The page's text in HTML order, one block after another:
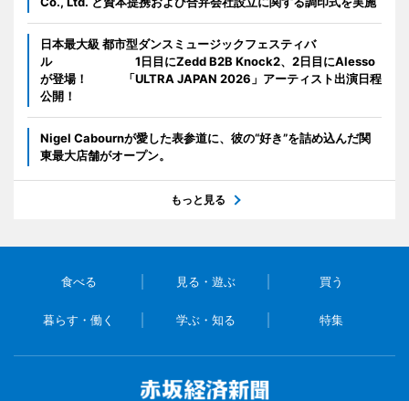
日本最大級 都市型ダンスミュージックフェスティバ
ル 1日目にZedd B2B Knock2、2日目にAlesso
が登場！ 「ULTRA JAPAN 2026」アーティスト出演日程
公開！
Nigel Cabournが愛した表参道に、彼の“好き”を詰め込んだ関
東最大店舗がオープン。
もっと見る
食べる 見る・遊ぶ 買う
暮らす・働く 学ぶ・知る 特集